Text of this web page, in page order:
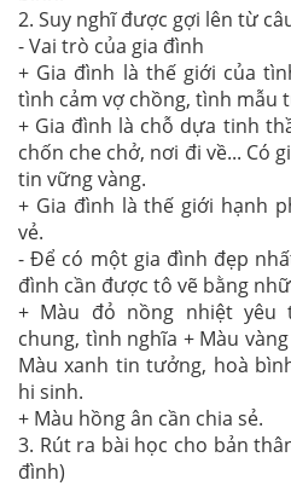
2. Suy nghĩ được gợi lên từ
- Vai trò của gia đình
+ Gia đình là thế giới của
tình cảm vợ chồng, tình mẫu
+ Gia đình là chỗ dựa tinh
chốn che chở, nơi đi về... Có
tin vững vàng.
+ Gia đình là thế giới hạnh
vẻ.
- Để có một gia đình đẹp
đình cần được tô vẽ bằng
+ Màu đỏ nồng nhiệt yêu
chung, tình nghĩa + Màu
Màu xanh tin tưởng, hoà
hi sinh.
+ Màu hồng ân cần chia sẻ.
3. Rút ra bài học cho bản
đình)